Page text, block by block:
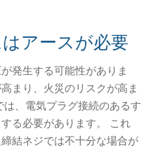
アースが必要
発生する可能性がありま
まり、火災のリスクが高ま
、電気プラグ接続のあるす
る必要があります。 これ
結ネジでは不十分な場合が